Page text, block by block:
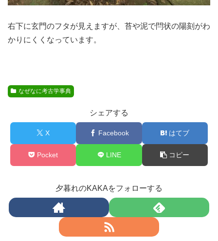
右下に玄門のフタが見えますが、苔や泥で閂状の陽刻がわ
かりにくくなっています。
なぜなに考古学事典
シェアする
X Facebook はてブ
Pocket LINE コピー
夕暮れのKAKAをフォローする